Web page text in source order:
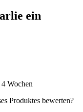
ein
Wochen
Produktes bewerten?